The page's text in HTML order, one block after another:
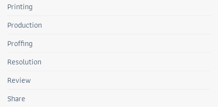
Printing
Production
Proffing
Resolution
Review
Share